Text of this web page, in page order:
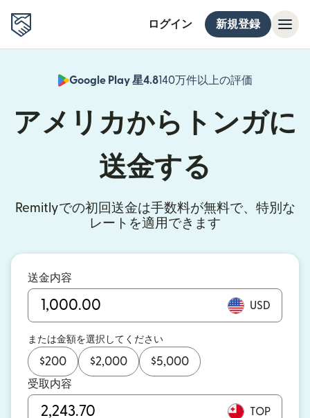
ログイン 新規登録
Google Play 星4.8140万件以上の評価
（別ウィン
アメリカからトンガに
送金する
Remitlyでの初回送金は手数料が無料で、特別な
レートを適用できます
送金内容
USD
または金額を選択してください
$200 $2,000 $5,000
受取内容
TOP